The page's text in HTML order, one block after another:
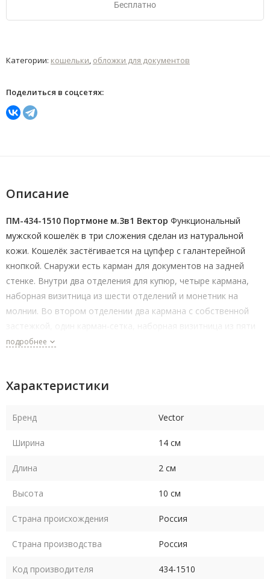
Бесплатно
Категории: кошельки, обложки для документов
Поделиться в соцсетях:
Описание
ПМ-434-1510 Портмоне м.3в1 Вектор Функциональный
мужской кошелёк в три сложения сделан из натуральной
кожи. Кошелёк застёгивается на цупфер с галантерейной
кнопкой. Снаружи есть карман для документов на задней
стенке. Внутри два отделения для купюр, четыре кармана,
наборная визитница из шести отделений и монетник на
молнии. Во втором отделении два кармана с собственной
застежкой, один карман-сетка, наборная визитница из пяти
отделений. 144 × 100 × 20 мм
подробнее
Характеристики
Бренд Vector
Ширина 14 см
Длина 2 см
Высота 10 см
Страна происхождения Россия
Страна производства Россия
Код производителя 434-1510